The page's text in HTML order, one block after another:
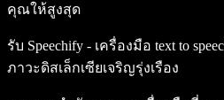
คุณให้สูงสุด
รับ Speechify - เครื่องมือ text to
ภาวะดิสเล็กเซียเจริญรุ่งเรือง